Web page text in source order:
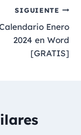
SIGUIENTE
Enero
2024 en Word
[GRATIS]